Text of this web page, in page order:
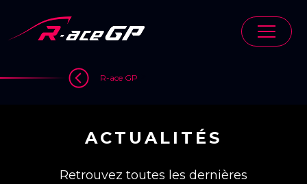
content
R-ace GP
ACTUALITÉS
Retrouvez toutes les dernières